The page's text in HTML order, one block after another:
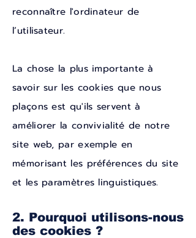
reconnaître l'ordinateur de
l’utilisateur.
La chose la plus importante à
savoir sur les cookies que nous
plaçons est qu'ils servent à
améliorer la convivialité de notre
site web, par exemple en
mémorisant les préférences du site
et les paramètres linguistiques.
2. Pourquoi utilisons-nous
des cookies ?